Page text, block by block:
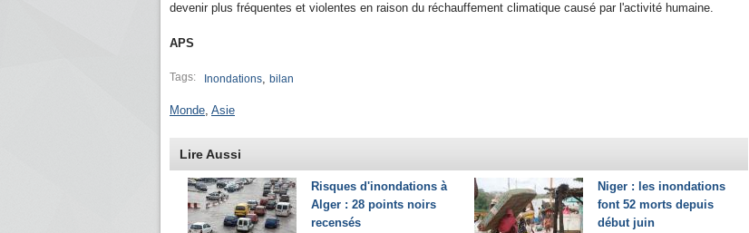
devenir plus fréquentes et violentes en raison du réchauffement climatique causé par l'activité humaine.
APS
Tags: Inondations, bilan
Monde, Asie
Lire Aussi
Risques d'inondations à
Alger : 28 points noirs
recensés
Niger : les inondations
font 52 morts depuis
début juin